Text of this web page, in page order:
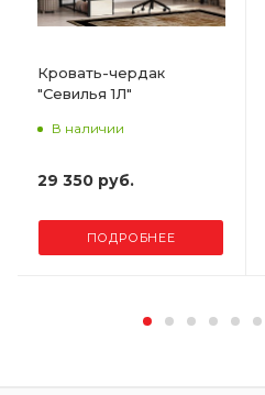
Кровать-чердак
"Севилья 1Л"
В наличии
29 350 руб.
ПОДРОБНЕЕ